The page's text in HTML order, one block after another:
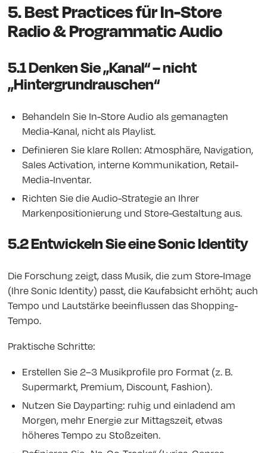
5. Best Practices für In-Store
Radio & Programmatic Audio
5.1 Denken Sie „Kanal“ – nicht
„Hintergrundrauschen“
Behandeln Sie In-Store Audio als gemanagten
Media-Kanal, nicht als Playlist.
Definieren Sie klare Rollen: Atmosphäre, Navigation,
Sales Activation, interne Kommunikation, Retail-
Media-Inventar.
Richten Sie die Audio-Strategie an Ihrer
Markenpositionierung und Store-Gestaltung aus.
5.2 Entwickeln Sie eine Sonic Identity
Die Forschung zeigt, dass Musik, die zum Store-Image
(Ihre Sonic Identity) passt, die Kaufabsicht erhöht; auch
Tempo und Lautstärke beeinflussen das Shopping-
Tempo.
Praktische Schritte:
Erstellen Sie 2–3 Musikprofile pro Format (z. B.
Supermarkt, Premium, Discount, Fashion).
Nutzen Sie Dayparting: ruhig und einladend am
Morgen, mehr Energie zur Mittagszeit, etwas
höheres Tempo zu Stoßzeiten.